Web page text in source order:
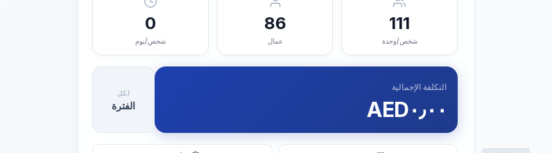
111
شخص/وحدة
86
عمال
0
شخص/يوم
التكلفة الإجمالية
AED٠٫٠٠
لكل
الفترة